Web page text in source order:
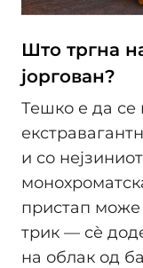
Што тргна
јоргован?
Тешко е да се
и со
пристап
трик — сè
на облак од